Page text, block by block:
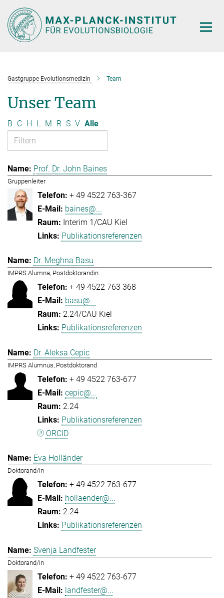
Hauptinhalt
Gastgruppe Evolutionsmedizin Team
Unser Team
B C H L M R S V Alle
Prof. Dr. John Baines
Gruppenleiter
+ 49 4522 763-367
baines@...
Interim 1/CAU Kiel
Publikationsreferenzen
Dr. Meghna Basu
IMPRS Alumna, Postdoktorandin
+ 49 4522 763 368
basu@...
2.24/CAU Kiel
Publikationsreferenzen
Dr. Aleksa Cepic
IMPRS Alumnus, Postdoktorand
+ 49 4522 763-677
cepic@...
2.24
Publikationsreferenzen
ORCID
Eva Holländer
Doktorand/in
+ 49 4522 763-677
hollaender@...
2.24
Publikationsreferenzen
Svenja Landfester
Doktorand/in
+ 49 4522 763-677
landfester@...